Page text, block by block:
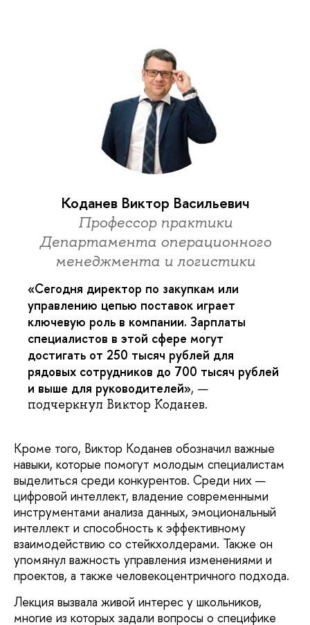
Коданев Виктор Васильевич
Профессор практики
Департамента операционного
менеджмента и логистики
«Сегодня директор по закупкам или
управлению цепью поставок играет
ключевую роль в компании. Зарплаты
специалистов в этой сфере могут
достигать от 250 тысяч рублей для
рядовых сотрудников до 700 тысяч рублей
и выше для руководителей», —
подчеркнул Виктор Коданев.
Кроме того, Виктор Коданев обозначил важные
навыки, которые помогут молодым специалистам
выделиться среди конкурентов. Среди них —
цифровой интеллект, владение современными
инструментами анализа данных, эмоциональный
интеллект и способность к эффективному
взаимодействию со стейкхолдерами. Также он
упомянул важность управления изменениями и
проектов, а также человекоцентричного подхода.
Лекция вызвала живой интерес у школьников,
многие из которых задали вопросы о специфике